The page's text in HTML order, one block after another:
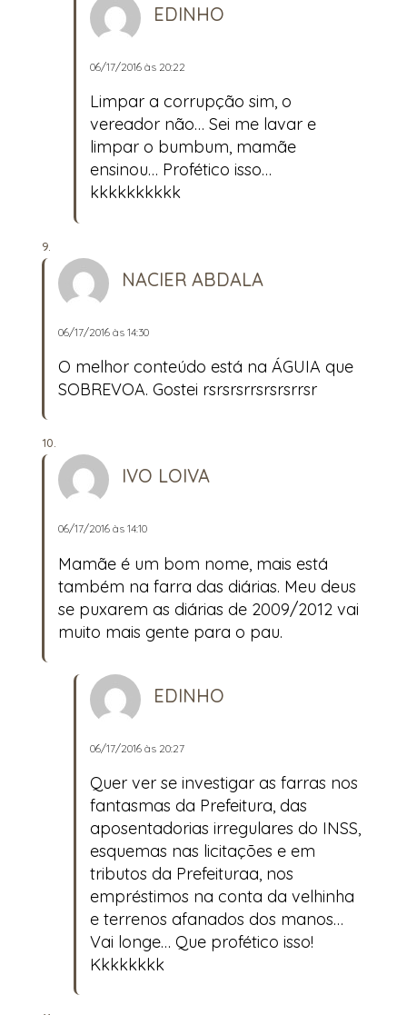
EDINHO
06/17/2016 às 20:22
Limpar a corrupção sim, o
vereador não… Sei me lavar e
limpar o bumbum, mamãe
ensinou… Profético isso…
kkkkkkkkkk
NACIER ABDALA
06/17/2016 às 14:30
O melhor conteúdo está na ÁGUIA que
SOBREVOA. Gostei rsrsrsrrsrsrsrrsr
IVO LOIVA
06/17/2016 às 14:10
Mamãe é um bom nome, mais está
também na farra das diárias. Meu deus
se puxarem as diárias de 2009/2012 vai
muito mais gente para o pau.
EDINHO
06/17/2016 às 20:27
Quer ver se investigar as farras nos
fantasmas da Prefeitura, das
aposentadorias irregulares do INSS,
esquemas nas licitações e em
tributos da Prefeituraa, nos
empréstimos na conta da velhinha
e terrenos afanados dos manos…
Vai longe… Que profético isso!
Kkkkkkkk